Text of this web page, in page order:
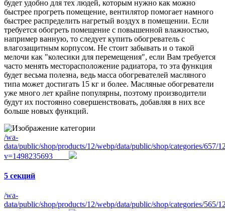
будет удобно для тех людей, которым нужно как можно
быстрее прогреть помещение, вентилятор помогает намного
быстрее распределить нагретый воздух в помещении. Если
требуется обогреть помещение с повышенной влажностью,
например ванную, то следует купить обогреватель с
влагозащитным корпусом. Не стоит забывать и о такой
мелочи как "колесики для перемещения", если Вам требуется
часто менять месторасположение радиатора, то эта функция
будет весьма полезна, ведь масса обогревателей масляного
типа может достигать 15 кг и более. Масляные обогреватели
уже много лет крайне популярны, поэтому производители
будут их постоянно совершенствовать, добавляя в них все
больше новых функций.
/wa-
data/public/shop/products/12/webp/data/public/shop/categories/657/
v=1498235693
5 секций
/wa-
data/public/shop/products/12/webp/data/public/shop/categories/565/